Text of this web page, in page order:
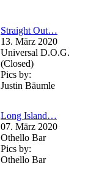
Straight Out…
13. März 2020
Universal D.O.G.
(Closed)
Pics by:
Justin Bäumle
Long Island…
07. März 2020
Othello Bar
Pics by:
Othello Bar